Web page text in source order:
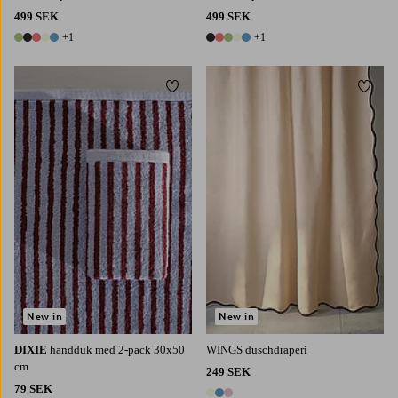
499 SEK
6 färger
+1
499 SEK
6 färger
+1
DIXIE handduk med 2-pack 30x50
cm
79 SEK
New in
Lägg till i favoriter
WINGS duschdraperi
249 SEK
New in
Lägg